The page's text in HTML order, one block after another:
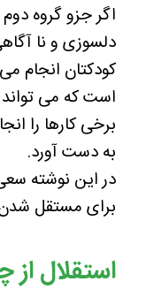
اگر جزو گروه
دلسوزی و نا
کودکتان انجام
است که می تواند
برخی کارها را
به دست آورد.
در این نوشته
برای مستقل شدن
استقلال